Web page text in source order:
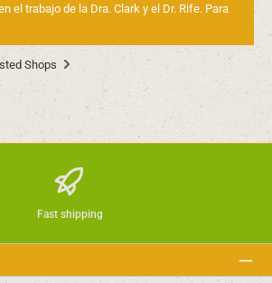
el trabajo de la Dra. Clark y el Dr. Rife. Para
Shops
Fast shipping